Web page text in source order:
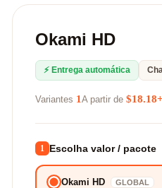
Okami HD
⚡ Entrega automática
Variantes 1 A partir de $18.18+
1 Escolha valor / pacote
Okami HD GLOBAL